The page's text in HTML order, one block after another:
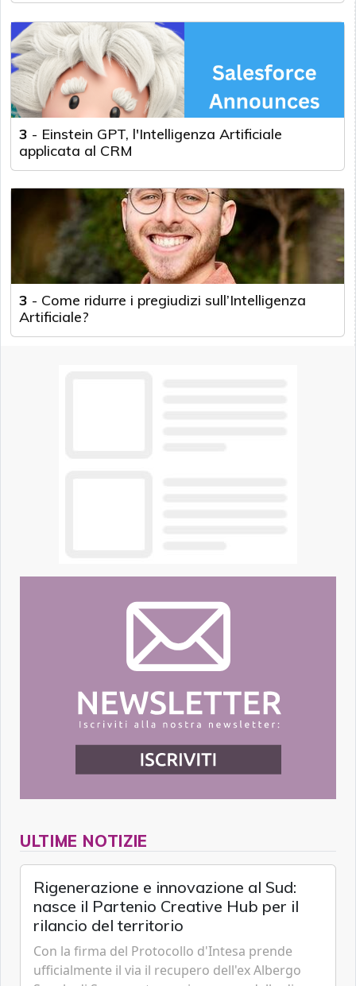
3 - Einstein GPT, l'Intelligenza Artificiale
applicata al CRM
3 - Come ridurre i pregiudizi sull’Intelligenza
Artificiale?
ULTIME NOTIZIE
Rigenerazione e innovazione al Sud:
nasce il Partenio Creative Hub per il
rilancio del territorio
Con la firma del Protocollo d'Intesa prende
ufficialmente il via il recupero dell'ex Albergo